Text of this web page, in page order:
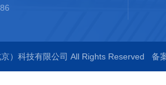
）科技有限公司 All Rights Reserved 备